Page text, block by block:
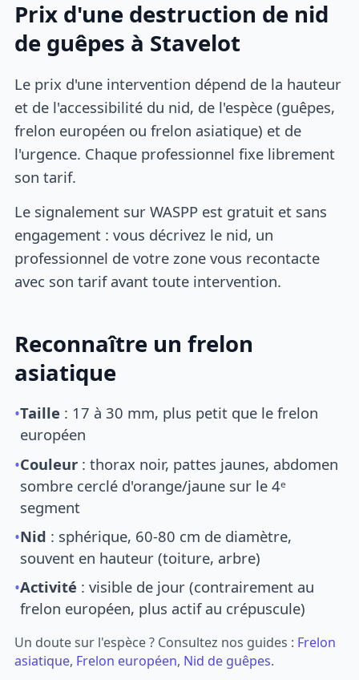
Prix d'une destruction de nid
de guêpes à Stavelot
Le prix d'une intervention dépend de la hauteur
et de l'accessibilité du nid, de l'espèce (guêpes,
frelon européen ou frelon asiatique) et de
l'urgence. Chaque professionnel fixe librement
son tarif.
Le signalement sur WASPP est gratuit et sans
engagement : vous décrivez le nid, un
professionnel de votre zone vous recontacte
avec son tarif avant toute intervention.
Reconnaître un frelon
asiatique
•Taille : 17 à 30 mm, plus petit que le frelon
européen
•Couleur : thorax noir, pattes jaunes, abdomen
sombre cerclé d'orange/jaune sur le 4ᵉ
segment
•Nid : sphérique, 60-80 cm de diamètre,
souvent en hauteur (toiture, arbre)
•Activité : visible de jour (contrairement au
frelon européen, plus actif au crépuscule)
Un doute sur l'espèce ? Consultez nos guides : Frelon
asiatique, Frelon européen, Nid de guêpes.